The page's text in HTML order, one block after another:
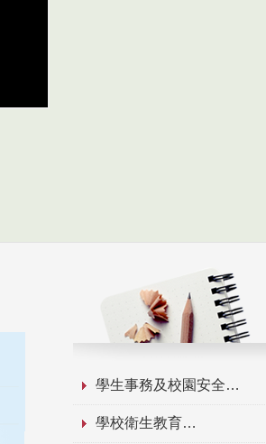
學生事務及校園安全
學校衛生教育